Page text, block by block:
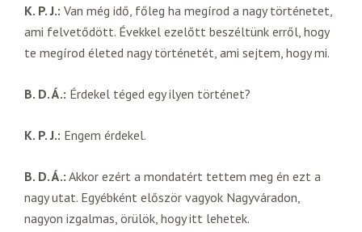
K. P. J.: Van még idő, főleg ha megírod a nagy történetet,
ami felvetődött. Évekkel ezelőtt beszéltünk erről, hogy
te megírod életed nagy történetét, ami sejtem, hogy mi.
B. D. Á.: Érdekel téged egy ilyen történet?
K. P. J.: Engem érdekel.
B. D. Á.: Akkor ezért a mondatért tettem meg én ezt a
nagy utat. Egyébként először vagyok Nagyváradon,
nagyon izgalmas, örülök, hogy itt lehetek.